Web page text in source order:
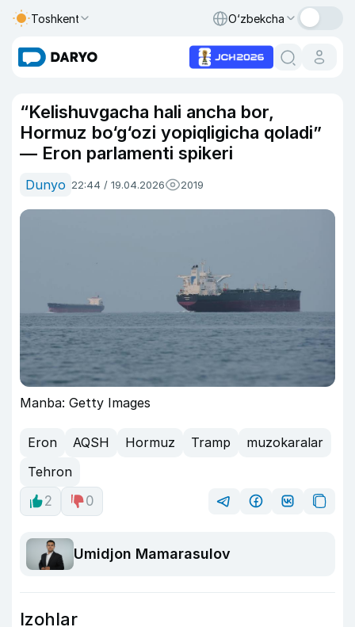
Toshkent O‘zbekcha
“Kelishuvgacha hali ancha bor,
Hormuz bo‘g‘ozi yopiqligicha qoladi”
— Eron parlamenti spikeri
Dunyo 22:44 / 19.04.2026 2019
Manba: Getty Images
Eron AQSH Hormuz Tramp
muzokaralar
Tehron
2
0
Umidjon Mamarasulov
Izohlar